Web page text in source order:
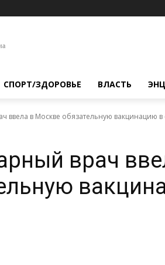
СПОРТ/ЗДОРОВЬЕ ВЛАСТЬ
ввела в Москве обязательную вакцинацию в
врач